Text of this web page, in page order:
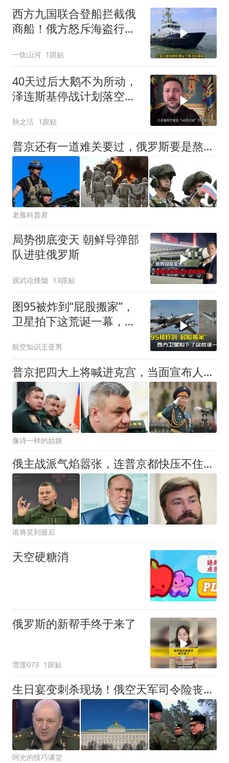
西方九国联合登船拦截俄
商船！俄方怒斥海盗行
难道只能认栽？
一饮山河 1跟贴
40天过后大鹅不为所动，
泽连斯基停战计划落空，
秋之洁 1跟贴
普京还有一道难关要过，俄罗斯要是熬不过去，历史重演也有可能
老脸科普君
局势彻底变天 朝鲜导弹部
队进驻俄罗斯
观武论烽烟 13跟贴
图95被炸到“屁股搬家”，
卫星拍下这荒诞一幕，普
航空知识王亚男
普京把四大上将喊进克宫，当面宣布人事任免，2人被就地解除兵权
像诗一样的姑娘
俄主战派气焰嚣张，连普京都快压不住了，逼宫的事他们真干得出来
谁将笑到最后
天空硬糖消
俄罗斯的新帮手终于来了
雪莲073 1跟贴
生日宴变刺杀现场！俄空天军司令险丧命，克宫内环神话又碎一块
阿光的技巧课堂